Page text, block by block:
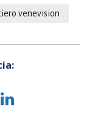
venevision